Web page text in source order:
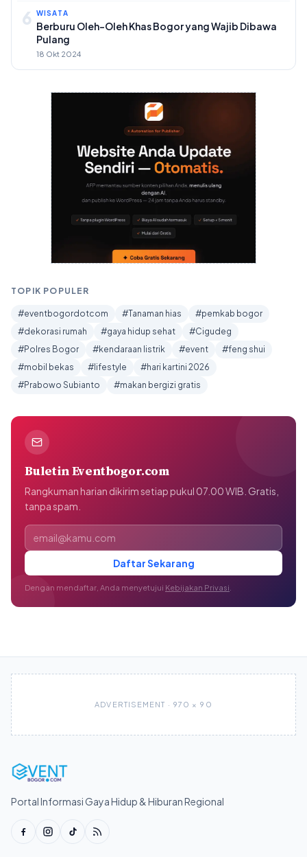
6 WISATA
Berburu Oleh-Oleh Khas Bogor yang Wajib Dibawa
Pulang
18 Okt 2024
TOPIK POPULER
#eventbogordotcom #Tanaman hias
#pemkab bogor
#dekorasi rumah
#gaya hidup sehat
#Cigudeg
#Polres Bogor
#kendaraan listrik #event
#feng shui
#mobil bekas
#lifestyle
#hari kartini 2026
#Prabowo Subianto
#makan bergizi gratis
Buletin Eventbogor.com
Rangkuman harian dikirim setiap pukul 07.00 WIB. Gratis,
tanpa spam.
Alamat email
Daftar Sekarang
Dengan mendaftar, Anda menyetujui Kebijakan Privasi
ADVERTISEMENT · 970 × 90
Portal Informasi Gaya Hidup & Hiburan Regional